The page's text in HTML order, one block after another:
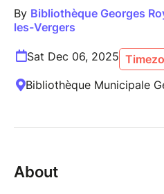
By Bibliothèque Georges
les-Vergers
Sat Dec 06, 2025
Bibliothèque Municipale
About